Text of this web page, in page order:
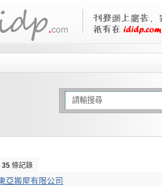
35 條記錄
亞搬屋有限公司